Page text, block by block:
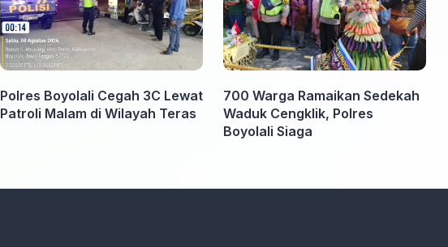
Polres Boyolali Cegah 3C Lewat
Patroli Malam di Wilayah Teras
700 Warga Ramaikan Sedekah
Waduk Cengklik, Polres
Boyolali Siaga